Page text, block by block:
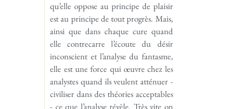
qu’elle oppose au principe de plaisir
est au principe de tout progrès. Mais,
ainsi que dans chaque cure quand
elle contrecarre l’écoute du désir
inconscient et l’analyse du fantasme,
elle est une force qui œuvre chez les
analystes quand ils veulent atténuer -
civiliser dans des théories acceptables
- ce que l’analyse révèle. Très vite on